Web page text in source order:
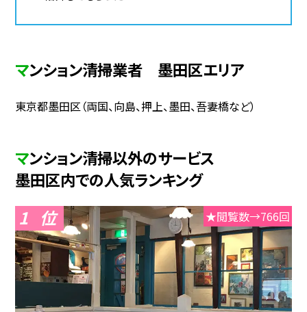
マンション清掃業者 墨田区エリア
東京都墨田区（両国、向島、押上、墨田、吾妻橋など）
マンション清掃以外のサービス
墨田区内での人気ランキング
1 ★閲覧数→766回